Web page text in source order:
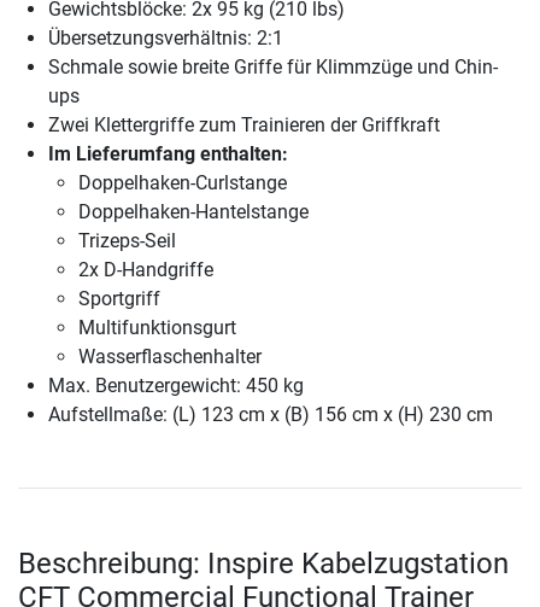
Gewichtsblöcke: 2x 95 kg (210 lbs)
Übersetzungsverhältnis: 2:1
Schmale sowie breite Griffe für Klimmzüge und Chin-
ups
Zwei Klettergriffe zum Trainieren der Griffkraft
Im Lieferumfang enthalten:
Doppelhaken-Curlstange
Doppelhaken-Hantelstange
Trizeps-Seil
2x D-Handgriffe
Sportgriff
Multifunktionsgurt
Wasserflaschenhalter
Max. Benutzergewicht: 450 kg
Aufstellmaße: (L) 123 cm x (B) 156 cm x (H) 230 cm
Beschreibung: Inspire Kabelzugstation
CFT Commercial Functional Trainer